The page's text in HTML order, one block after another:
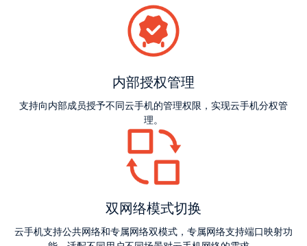
内部授权管理
支持向内部成员授予不同云手机的管理权限，实现云手机分权管
理。
双网络模式切换
云手机支持公共网络和专属网络双模式，专属网络支持端口映射功